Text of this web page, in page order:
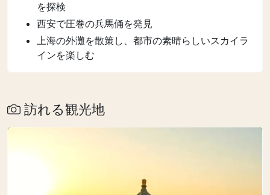
を探検
西安で圧巻の兵馬俑を発見
上海の外灘を散策し、都市の素晴らしいスカイラ
インを楽しむ
訪れる観光地